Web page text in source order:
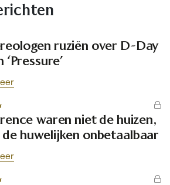
ruziën over D-Day
waren niet de huizen,
huwelijken onbetaalbaar